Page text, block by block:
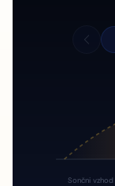
Sončni vzhod